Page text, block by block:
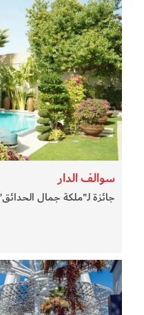
سوالف الدار
جائزة لـ"ملكة جمال